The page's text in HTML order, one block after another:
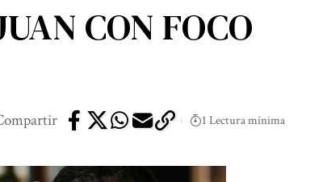
CON FOCO
1 Lectura mínima